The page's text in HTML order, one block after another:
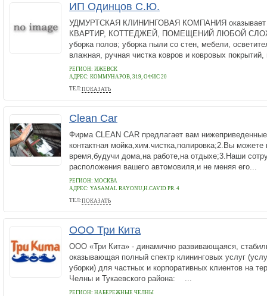
ИП Одинцов С.Ю.
УДМУРТСКАЯ КЛИНИНГОВАЯ КОМПАНИЯ оказывает
КВАРТИР, КОТТЕДЖЕЙ, ПОМЕЩЕНИЙ ЛЮБОЙ
уборка полов; уборка пыли со стен, мебели,
влажная, ручная чистка ковров и ковровых покрытий,
РЕГИОН: ИЖЕВСК
АДРЕС: КОММУНАРОВ, 319, ОФИС 20
ТЕЛ:ПОКАЗАТЬ
73412643766
Clean Car
Фирма CLEAN CAR предлагает вам
контактная мойка,хим.чистка,полировка;2.Вы
время,будучи дома,на работе,на отдыхе;3.Наши
расположения вашего автомовиля,и не меняя его...
РЕГИОН: МОСКВА
АДРЕС: YASAMAL RAYONU,H.CAVID PR. 4
ТЕЛ:ПОКАЗАТЬ
994702484937
ООО Три Кита
ООО «Три Кита» - динамично развивающаяся,
оказывающая полный спектр клининговых услуг
уборки) для частных и корпоративных клиентов на
Челны и Тукаевского района: ...
РЕГИОН: НАБЕРЕЖНЫЕ ЧЕЛНЫ